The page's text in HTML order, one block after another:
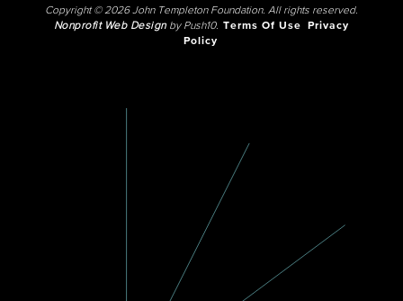
Copyright © 2026 John Templeton Foundation. All rights reserved.
Nonprofit Web Designby Push10. Terms Of Use
Privacy
Policy